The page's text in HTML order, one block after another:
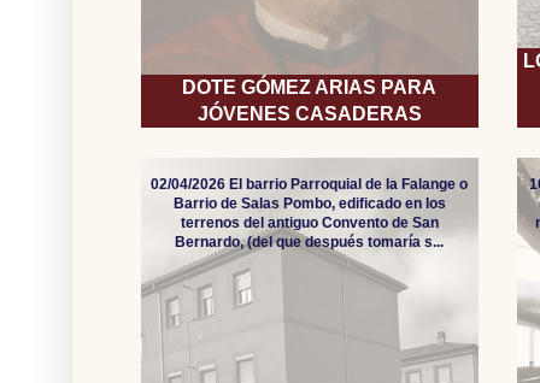
DOTE GÓMEZ ARIAS PARA
JÓVENES CASADERAS
02/04/2026 El barrio Parroquial de la Falange o
Barrio de Salas Pombo, edificado en los
terrenos del antiguo Convento de San
Bernardo, (del que después tomaría s...